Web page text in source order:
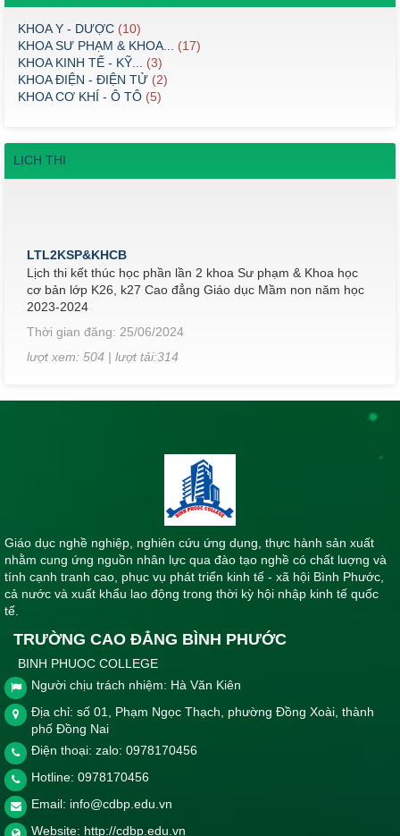
KHOA Y - DƯỢC (10)
KHOA SƯ PHẠM & KHOA...
(17)
KHOA KINH TẾ - KỸ...
(3)
KHOA ĐIỆN - ĐIỆN TỬ (2)
KHOA CƠ KHÍ - Ô TÔ (5)
LỊCH THI
LTL2KSP&KHCB
Lịch thi kết thúc học phần lần 2 khoa Sư phạm & Khoa học
cơ bản lớp K26, k27 Cao đẳng Giáo dục Mầm non năm học
2023-2024
Thời gian đăng: 25/06/2024
lượt xem: 504 | lượt tải:314
Thời gian đăng: 14/06/2024
Lịch thi kết thúc học phần Khoa Y - Dược tháng 5 năm 2024
Thời gian đăng: 10/05/2024
lượt xem: 570 | lượt tải:355
LTKTHPKN 5/2024
2024
Thời gian đăng: 10/05/2024
lượt xem: 442 | lượt tải:295
lthiYD12
Lịch thi kết thúc môn Khoa Y - Dược tháng 12 năm học
2023-2024
Thời gian đăng: 10/12/2023
lượt xem: 574 | lượt tải:391
Giáo dục nghề nghiệp, nghiên cứu ứng dụng, thực hành sản xuất
nhằm cung ứng nguồn nhân lực qua đào tạo nghề có chất luợng và
tính cạnh tranh cao, phục vụ phát triển kinh tế - xã hội Bình Phước,
cả nước và xuất khẩu lao động trong thời kỳ hội nhập kinh tế quốc
tế.
TRƯỜNG CAO ĐẲNG BÌNH PHƯỚC
BINH PHUOC COLLEGE
Người chịu trách nhiệm: Hà Văn Kiên
Địa chỉ: số 01, Phạm Ngọc Thạch, phường Đồng Xoài, thành
phố Đồng Nai
Điện thoại: zalo: 0978170456
Hotline: 0978170456
Email: info@cdbp.edu.vn
Website: http://cdbp.edu.vn